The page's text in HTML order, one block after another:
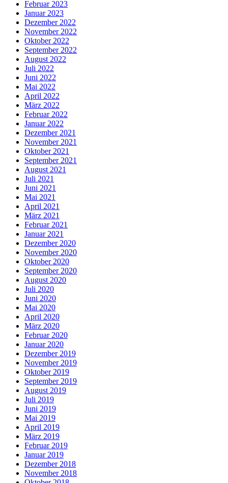
Februar 2023
Januar 2023
Dezember 2022
November 2022
Oktober 2022
September 2022
August 2022
Juli 2022
Juni 2022
Mai 2022
April 2022
März 2022
Februar 2022
Januar 2022
Dezember 2021
November 2021
Oktober 2021
September 2021
August 2021
Juli 2021
Juni 2021
Mai 2021
April 2021
März 2021
Februar 2021
Januar 2021
Dezember 2020
November 2020
Oktober 2020
September 2020
August 2020
Juli 2020
Juni 2020
Mai 2020
April 2020
März 2020
Februar 2020
Januar 2020
Dezember 2019
November 2019
Oktober 2019
September 2019
August 2019
Juli 2019
Juni 2019
Mai 2019
April 2019
März 2019
Februar 2019
Januar 2019
Dezember 2018
November 2018